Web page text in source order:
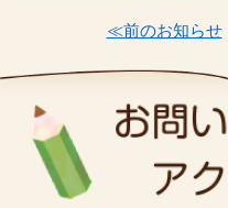
≪前のお知らせ